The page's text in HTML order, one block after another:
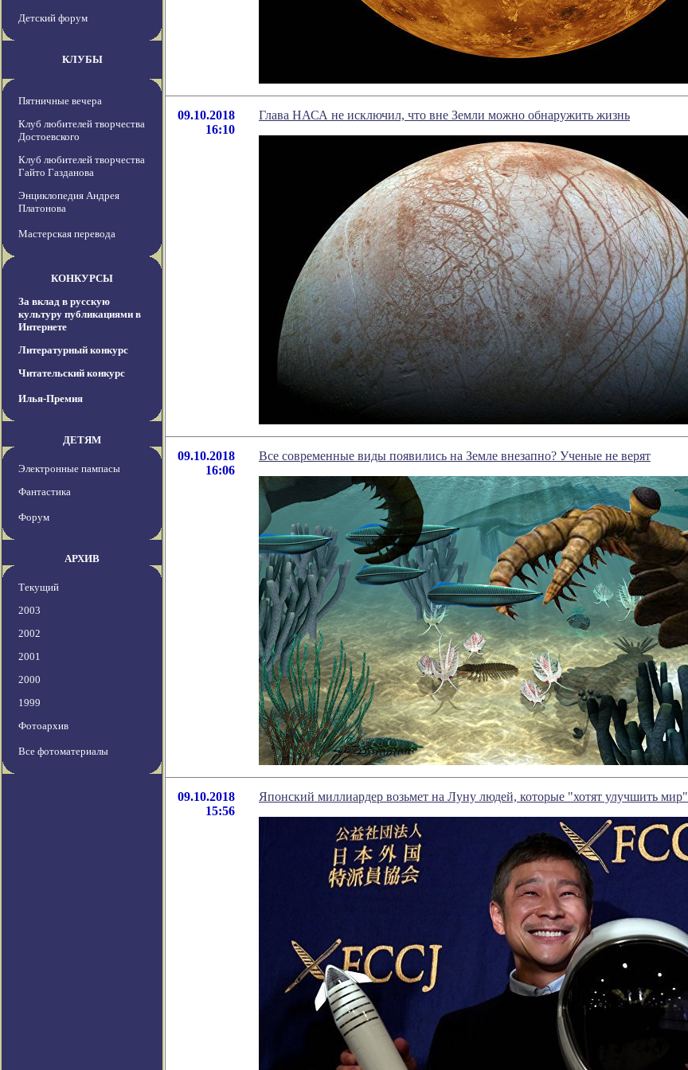
Детский форум
КЛУБЫ
Пятничные вечера
Клуб любителей творчества
Достоевского
Клуб любителей творчества
Гайто Газданова
Энциклопедия Андрея
Платонова
Мастерская перевода
КОНКУРСЫ
За вклад в русскую
культуру публикациями в
Интернете
Литературный конкурс
Читательский конкурс
Илья-Премия
ДЕТЯМ
Электронные пампасы
Фантастика
Форум
АРХИВ
Текущий
2003
2002
2001
2000
1999
Фотоархив
Все фотоматериалы
09.10.2018
16:10
Глава НАСА не исключил, что вне Земли можно обнаружить жизнь
09.10.2018
16:06
Все современные виды появились на Земле внезапно? Ученые не верят
09.10.2018
15:56
Японский миллиардер возьмет на Луну людей, которые "хотят улучшить мир"